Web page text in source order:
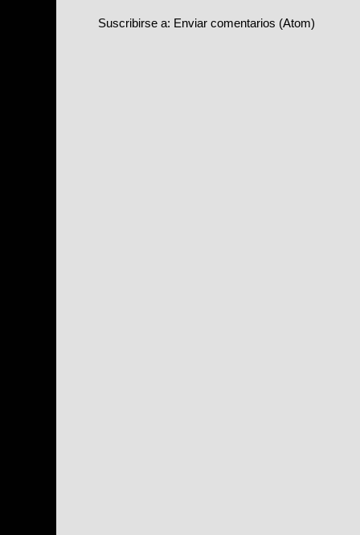
Suscribirse a: Enviar comentarios (Atom)